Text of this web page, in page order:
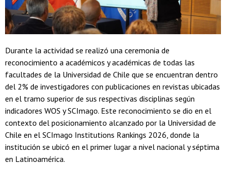
Durante la actividad se realizó una ceremonia de
reconocimiento a académicos y académicas de todas las
facultades de la Universidad de Chile que se encuentran dentro
del 2% de investigadores con publicaciones en revistas ubicadas
en el tramo superior de sus respectivas disciplinas según
indicadores WOS y SCImago. Este reconocimiento se dio en el
contexto del posicionamiento alcanzado por la Universidad de
Chile en el SCImago Institutions Rankings 2026, donde la
institución se ubicó en el primer lugar a nivel nacional y séptima
en Latinoamérica.